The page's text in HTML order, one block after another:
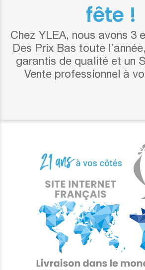
fête !
Chez YLEA, nous avons 3
Des Prix Bas toute
garantis de qualité et un
Vente professionnel à